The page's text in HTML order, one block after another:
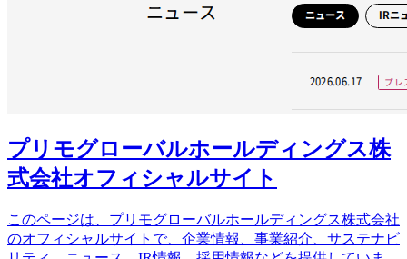
プリモグローバルホールディングス株
式会社オフィシャルサイト
このページは、プリモグローバルホールディングス株式会社
のオフィシャルサイトで、企業情報、事業紹介、サステナビ